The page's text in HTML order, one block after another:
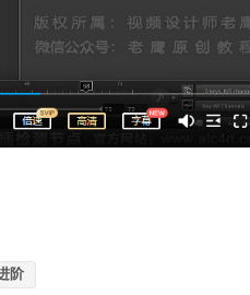
阶